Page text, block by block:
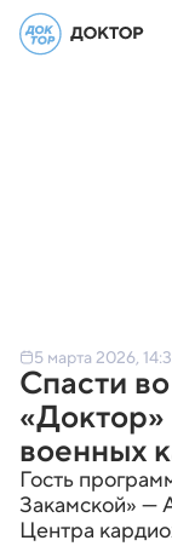
5 марта 2026,
Спасти
военных
Гость
Закамской» —
Центра